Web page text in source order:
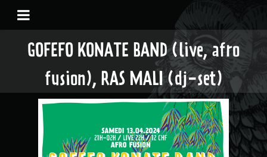
GOFEFO KONATE BAND (live, afro
fusion), RAS MALI (dj-set)